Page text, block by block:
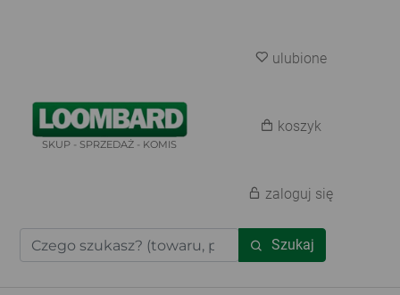
SKUP - SPRZEDAŻ - KOMIS
Szukaj
ulubione
koszyk
zaloguj się